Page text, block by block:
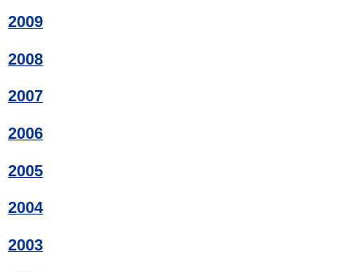
2009
2008
2007
2006
2005
2004
2003